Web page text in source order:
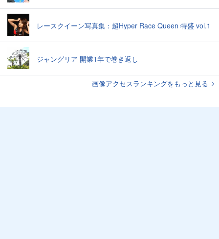
レースクイーン写真集：超Hyper Race Queen 特盛 vol.1
ジャングリア 開業1年で巻き返し
画像アクセスランキングをもっと見る